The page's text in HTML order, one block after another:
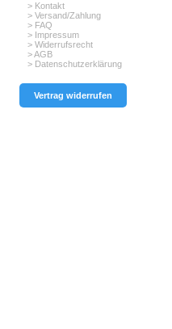
> Kontakt
> Versand/Zahlung
> FAQ
> Impressum
> Widerrufsrecht
> AGB
> Datenschutzerklärung
Vertrag widerrufen